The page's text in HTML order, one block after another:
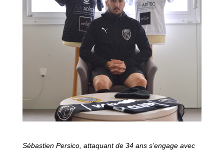
Sébastien Persico, attaquant de 34 ans s’engage avec